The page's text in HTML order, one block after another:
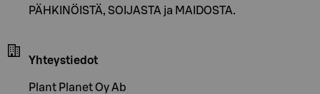
PÄHKINÖISTÄ, SOIJASTA ja MAIDOSTA.
Yhteystiedot
Plant Planet Oy Ab